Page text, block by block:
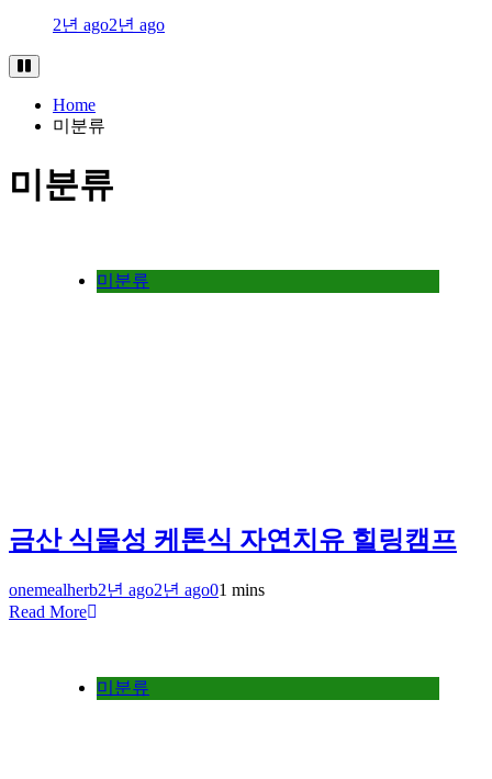
2년 ago2년 ago
Home
미분류
미분류
미분류
금산 식물성 케톤식 자연치유 힐링캠프
onemealherb2년 ago2년 ago01 mins
Read More
미분류